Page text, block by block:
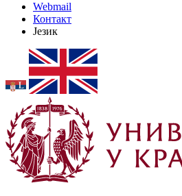
Webmail
Контакт
Језик